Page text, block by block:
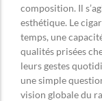
composition. Il
esthétique. Le
temps, une
qualités prisées
leurs gestes
une simple
vision globale du